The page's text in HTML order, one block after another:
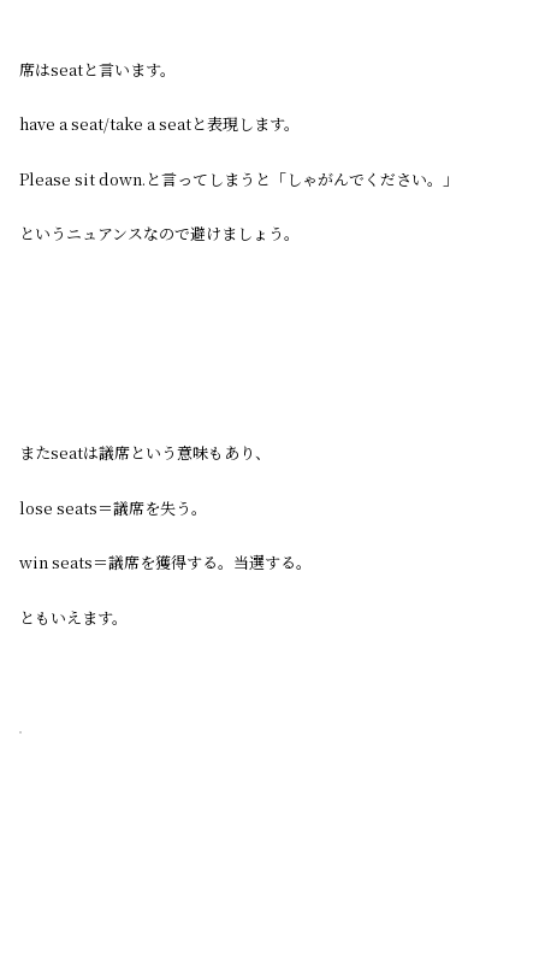
席はseatと言います。
have a seat/take a seatと表現します。
Please sit down.と言ってしまうと「しゃがんでください。」
というニュアンスなので避けましょう。
またseatは議席という意味もあり、
lose seats＝議席を失う。
win seats＝議席を獲得する。当選する。
ともいえます。